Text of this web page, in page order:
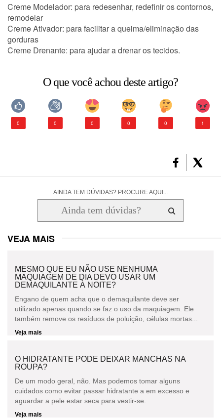
DESODORANTE
SOLAR
DERMACLUB
CONSULTORIA DE PRODUTOS LA ROCHE-POSAY
Creme Modelador: para redesenhar, redefinir os contornos,
remodelar
Creme Ativador: para facilitar a queima/eliminação das
gorduras
Creme Drenante: para ajudar a drenar os tecidos.
O que você achou deste artigo?
0 0 0 0 0 1
AINDA TEM DÚVIDAS? PROCURE AQUI...
VEJA MAIS
MESMO QUE EU NÃO USE NENHUMA
MAQUIAGEM DE DIA DEVO USAR UM
DEMAQUILANTE À NOITE?
Engano de quem acha que o demaquilante deve ser
utilizado apenas quando se faz o uso da maquiagem. Ele
também remove os resíduos de poluição, células mortas...
Veja mais
O HIDRATANTE PODE DEIXAR MANCHAS NA
ROUPA?
De um modo geral, não. Mas podemos tomar alguns
cuidados como evitar passar hidratante a em excesso e
aguardar a pele estar seca para vestir-se.
Veja mais